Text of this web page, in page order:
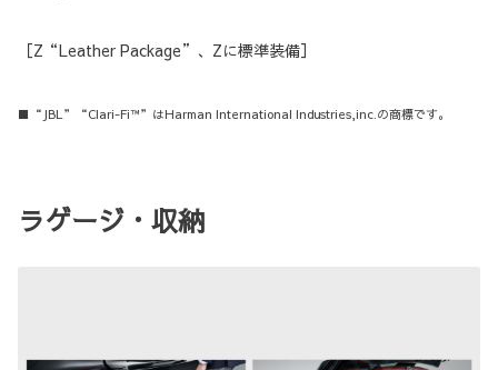
［Z“Leather Package”、Zに標準装備］
■“JBL”“Clari-Fi™”はHarman International Industries,inc.の商標です。
ラゲージ・収納